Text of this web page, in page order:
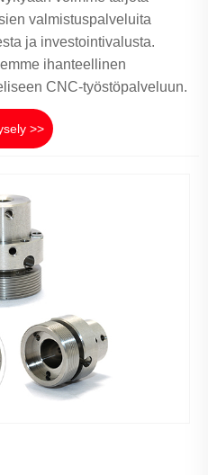
valmistuspalveluita
ja investointivalusta.
ihanteellinen
CNC-työstöpalveluun.
>>